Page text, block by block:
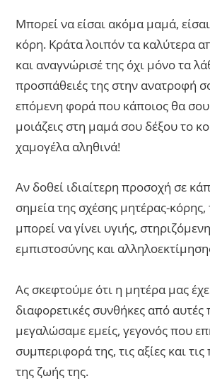
Μπορεί να είσαι ακόμα μαμά,
κόρη. Κράτα λοιπόν τα καλύτερα
και αναγνώρισέ της όχι μόνο τα
προσπάθειές της στην ανατροφή
επόμενη φορά που κάποιος θα
μοιάζεις στη μαμά σου δέξου το
χαμογέλα αληθινά!
Αν δοθεί ιδιαίτερη προσοχή σε
σημεία της σχέσης μητέρας-κόρης,
μπορεί να γίνει υγιής,
εμπιστοσύνης και
Ας σκεφτούμε ότι η μητέρα μας
διαφορετικές συνθήκες από αυτές
μεγαλώσαμε εμείς, γεγονός που
συμπεριφορά της, τις αξίες και
της ζωής της.